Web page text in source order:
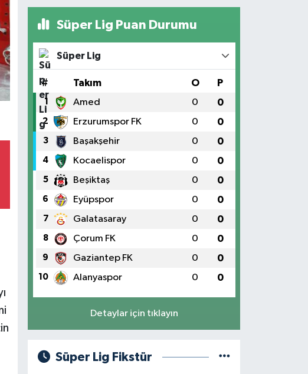
Süper Lig Puan Durumu
Süper Lig
# Takım O P
1 Amed 0 0
2 Erzurumspor FK 0 0
3 Başakşehir 0 0
4 Kocaelispor 0 0
5 Beşiktaş 0 0
6 Eyüpspor 0 0
7 Galatasaray 0 0
8 Çorum FK 0 0
9 Gaziantep FK 0 0
10 Alanyaspor 0 0
Detaylar için tıklayın
Süper Lig Fikstür